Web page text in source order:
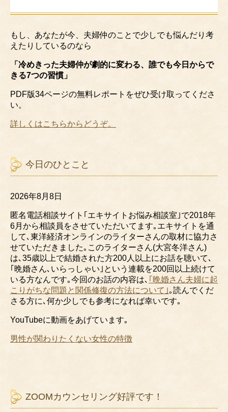
もし、あなたが今、夫婦仲のことで少しでも悩んだり考
えたりしているのなら
「冷めきった夫婦仲が劇的に変わる、誰でも今日からで
きる7つの習慣」
PDF版34ページの無料レポートをぜひ受け取ってくださ
い。
詳しくはこちらからどうぞ。
今日のひとこと
2026年8月8日
匿名電話相談サイト｢エキサイトお悩み相談室｣で2018年
6月から相談員をさせていただいてます｡エキサイトを通
して､東洋経済オンラインのライターさんの取材に協力さ
せていただきました｡このライターさん(大宮冬洋さん)
は､35歳以上で結婚された方200人以上にお話を聴いて､
｢晩婚さん､いらっしゃい｣という連載を200回以上続けて
いる方なんです｡今回のお話の内容は､ ｢晩婚さん夫婦に起
こりがちな問題と関係修復の方法について｣｡読んでくだ
さる方に､何か少しでも参考になれば幸いです｡
YouTubeに動画をあげています｡
男性が関わりたくない女性の特徴
ZOOMカウンセリング好評です！